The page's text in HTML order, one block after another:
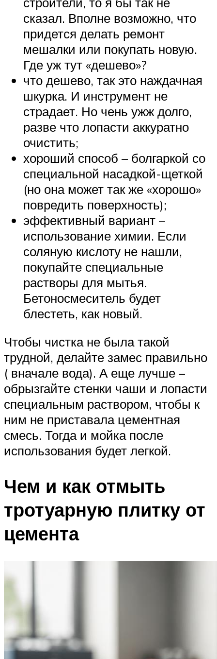
сказал. Вполне возможно, что
придется делать ремонт
мешалки или покупать новую.
Где уж тут «дешево»?
что дешево, так это наждачная
шкурка. И инструмент не
страдает. Но чень ужж долго,
разве что лопасти аккуратно
очистить;
хороший способ – болгаркой со
специальной насадкой-щеткой
(но она может так же «хорошо»
повредить поверхность);
эффективный вариант –
использование химии. Если
соляную кислоту не нашли,
покупайте специальные
растворы для мытья.
Бетоносмеситель будет
блестеть, как новый.
Чтобы чистка не была такой
трудной, делайте замес правильно
( вначале вода). А еще лучше –
обрызгайте стенки чаши и лопасти
специальным раствором, чтобы к
ним не приставала цементная
смесь. Тогда и мойка после
использования будет легкой.
Чем и как отмыть
тротуарную плитку от
цемента